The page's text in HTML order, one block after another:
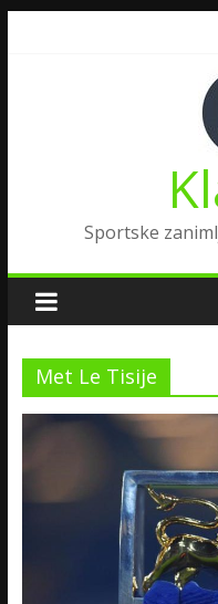
Sportske
Met Le Tisije